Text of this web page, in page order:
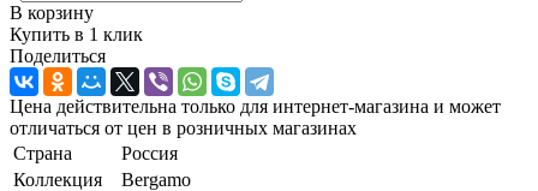
В корзину
Купить в 1 клик
Поделиться
Цена действительна только для интернет-магазина и может
отличаться от цен в розничных магазинах
Страна
Россия
Коллекция
Bergamo